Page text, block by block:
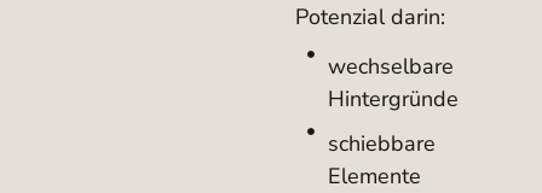
Potenzial darin:
wechselbare
Hintergründe
schiebbare
Elemente